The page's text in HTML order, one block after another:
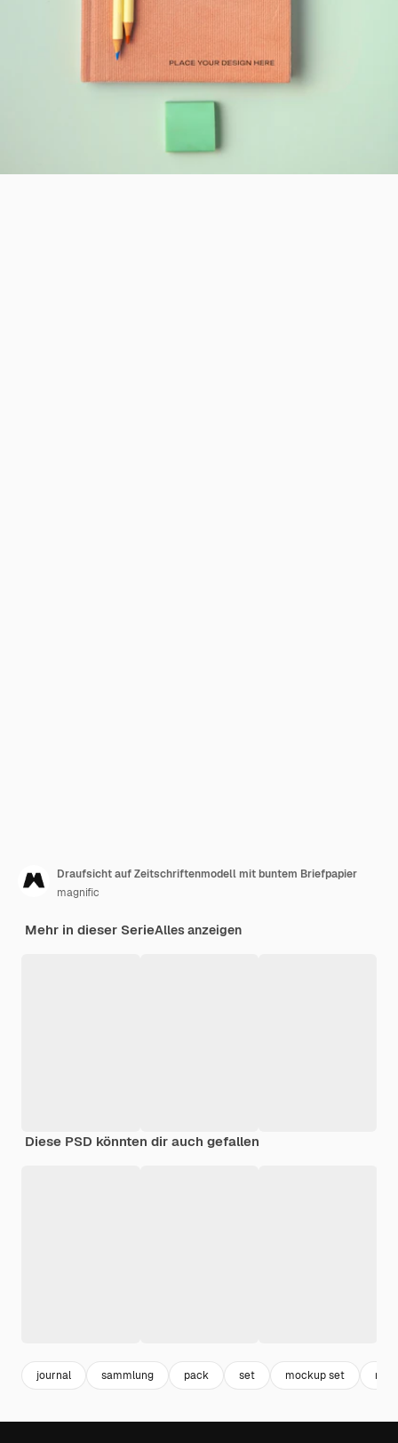
Draufsicht auf Zeitschriftenmodell mit buntem Briefpapier
magnific
Mehr in dieser SerieAlles anzeigen
Diese PSD könnten dir auch gefallen
journal sammlung pack set mockup set